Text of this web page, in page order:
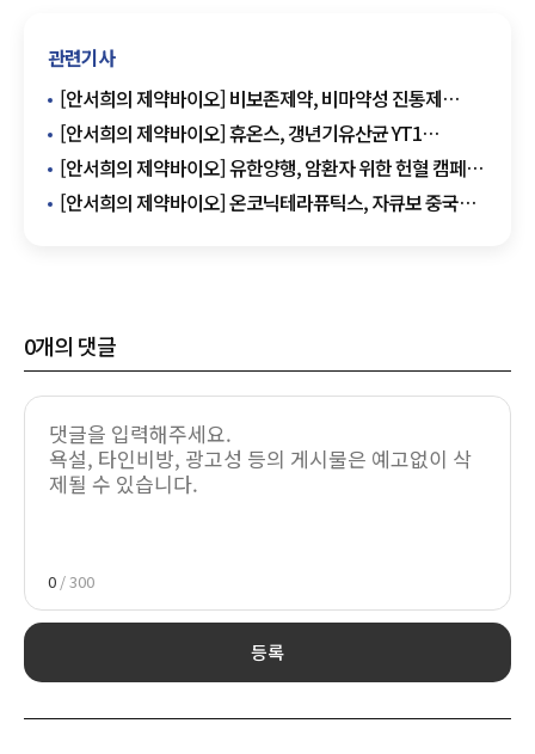
관련기사
[안서희의 제약바이오] 비보존제약, 비마약성 진통제
'어나프라주' 대한민국신약개발 대상 수상 외
[안서희의 제약바이오] 휴온스, 갱년기유산균 YT1
'메노락토' 3종 컬리 입점 외
[안서희의 제약바이오] 유한양행, 암환자 위한 헌혈 캠페인
실시 외
[안서희의 제약바이오] 온코닉테라퓨틱스, 자큐보 중국
0개의 댓글
0 / 300
등록